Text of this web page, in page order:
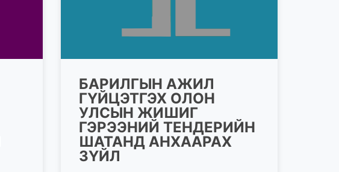
БАРИЛГЫН АЖИЛ
ГҮЙЦЭТГЭХ ОЛОН
УЛСЫН ЖИШИГ
ГЭРЭЭНИЙ ТЕНДЕРИЙН
ШАТАНД АНХААРАХ
ЗҮЙЛ